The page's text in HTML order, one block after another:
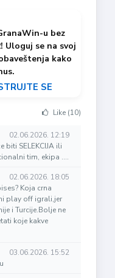
u bez
Uloguj se na svoj
kako
SE
Like (10)
02.06.2026. 12:19
biti SELEKCIJA ili
tim, ekipa ....
02.06.2026. 18:05
Koja crna
play off igrali,jer
i Turcije.Bolje ne
koje kakve
03.06.2026. 15:52